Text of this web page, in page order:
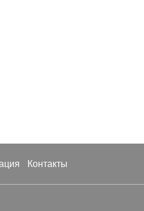
Контакты